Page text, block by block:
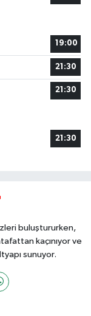
19:00
21:30
21:30
21:30
buluştururken,
kaçınıyor ve
sunuyor.